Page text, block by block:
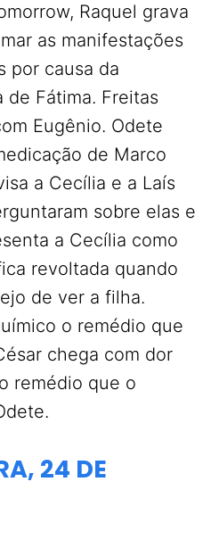
Raquel grava
as manifestações
por causa da
de Fátima. Freitas
Eugênio. Odete
de Marco
a Cecília e a Laís
sobre elas e
a Cecília como
revoltada quando
de ver a filha.
o remédio que
chega com dor
remédio que o
24 DE